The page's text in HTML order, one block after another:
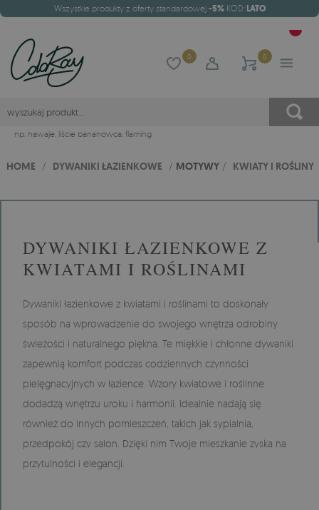
Wszystkie produkty z oferty standardowej -5%KOD:LATO
0 0
np. hawaje, liście bananowca, flaming
HOME / DYWANIKI ŁAZIENKOWE / MOTYWY / KWIATY I ROŚLINY
DYWANIKI ŁAZIENKOWE Z
KWIATAMI I ROŚLINAMI
Dywaniki łazienkowe z kwiatami i roślinami to doskonały
sposób na wprowadzenie do swojego wnętrza odrobiny
świeżości i naturalnego piękna. Te miękkie i chłonne dywaniki
zapewnią komfort podczas codziennych czynności
pielęgnacyjnych w łazience. Wzory kwiatowe i roślinne
dodadzą wnętrzu uroku i harmonii. Idealnie nadają się
również do innych pomieszczeń, takich jak sypialnia,
przedpokój czy salon. Dzięki nim Twoje mieszkanie zyska na
przytulności i elegancji.